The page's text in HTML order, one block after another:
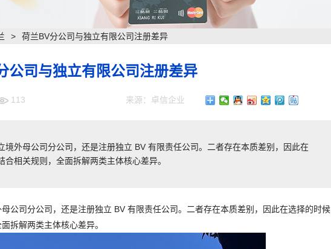
> 荷兰BV分公司与独立有限公司注册差异
公司与独立有限公司注册差异
113 来源：卓信企业
境外母公司分公司，还是注册独立 BV 有限责任公司。二者存在本质差别，因此在
相关规则，全面拆解两类主体核心差异。
公司分公司，还是注册独立 BV 有限责任公司。二者存在本质差别，因此在选择的时候
拆解两类主体核心差异。